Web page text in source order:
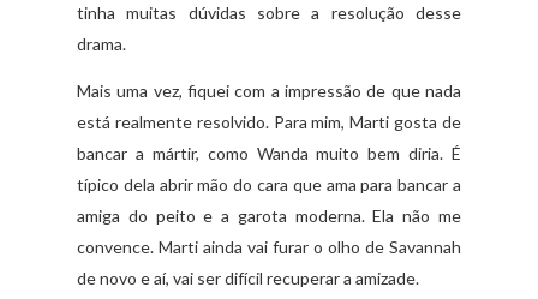
tinha muitas dúvidas sobre a resolução desse
drama.
Mais uma vez, fiquei com a impressão de que nada
está realmente resolvido. Para mim, Marti gosta de
bancar a mártir, como Wanda muito bem diria. É
típico dela abrir mão do cara que ama para bancar a
amiga do peito e a garota moderna. Ela não me
convence. Marti ainda vai furar o olho de Savannah
de novo e aí, vai ser difícil recuperar a amizade.